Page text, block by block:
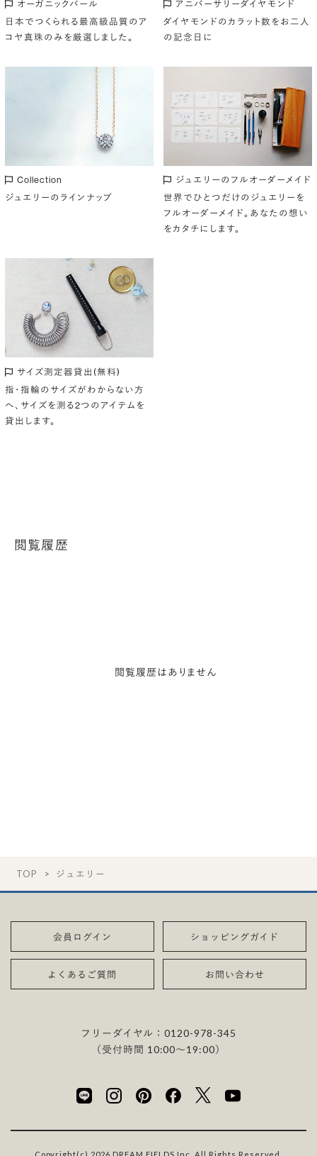
オーガニックパール
日本でつくられる最高級品質のア
コヤ真珠のみを厳選しました。
アニバーサリーダイヤモンド
ダイヤモンドのカラット数をお二人
の記念日に
Collection
ジュエリーのラインナップ
ジュエリーのフルオーダーメイド
世界でひとつだけのジュエリーを
フルオーダーメイド。あなたの想い
をカタチにします。
サイズ測定器貸出(無料)
指・指輪のサイズがわからない方
へ、サイズを測る2つのアイテムを
貸出します。
閲覧履歴
閲覧履歴はありません
TOP ジュエリー
会員ログイン ショッピングガイド
よくあるご質問 お問い合わせ
フリーダイヤル：0120-978-345
（受付時間 10:00〜19:00）